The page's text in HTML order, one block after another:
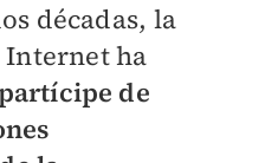
décadas, la
Internet ha
de